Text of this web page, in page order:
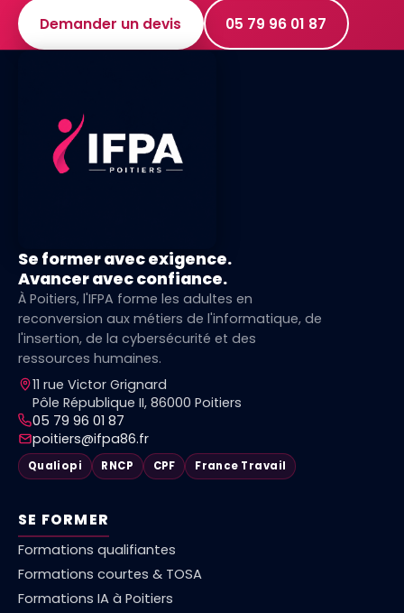
Demander un devis 05 79 96 01 87
Se former avec exigence.
Avancer avec confiance.
À Poitiers, l'IFPA forme les adultes en
reconversion aux métiers de l'informatique, de
l'insertion, de la cybersécurité et des
ressources humaines.
11 rue Victor Grignard
Pôle République II, 86000 Poitiers
05 79 96 01 87
poitiers@ifpa86.fr
Qualiopi RNCP CPF France Travail
SE FORMER
Formations qualifiantes
Formations courtes & TOSA
Formations IA à Poitiers